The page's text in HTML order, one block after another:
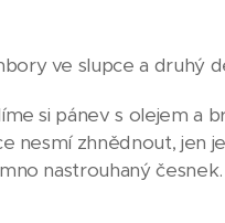
ve slupce a druhý
si pánev s olejem a
nesmí zhnědnout, jen
nastrouhaný